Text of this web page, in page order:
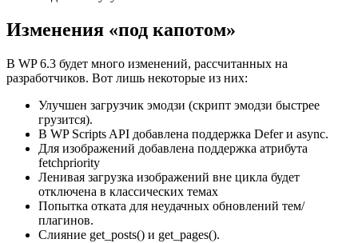
Изменения «под капотом»
В WP 6.3 будет много изменений, рассчитанных на
разработчиков. Вот лишь некоторые из них:
Улучшен загрузчик эмодзи (скрипт эмодзи быстрее
грузится).
В WP Scripts API добавлена поддержка Defer и async.
Для изображений добавлена поддержка атрибута
fetchpriority
Ленивая загрузка изображений вне цикла будет
отключена в классических темах
Попытка отката для неудачных обновлений тем/
плагинов.
Слияние get_posts() и get_pages().